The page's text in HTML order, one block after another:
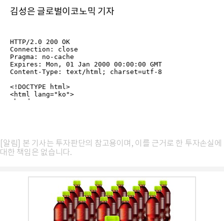
김성은 글로벌이코노믹 기자
[알림] 본 기사는 투자판단의 참고용이며, 이를 근거로 한 투자손실에
대한 책임은 없습니다.